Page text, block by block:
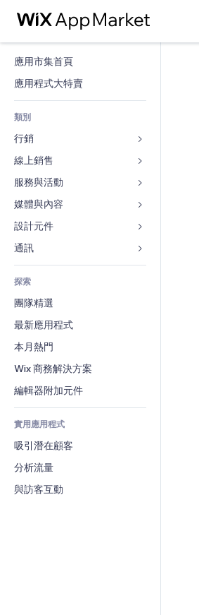
應用市集首頁
應用程式大特賣
類別
行銷
廣告
行動裝置
分析
社交
發佈網站
電子郵件
轉換率
線上銷售
商店應用程式
出貨與送貨
付款按鈕
網路課程
會計
優惠券與酬賓計劃
倉儲解決方案
廠商直送
食品及飲料
服務與活動
旅館
活動
餐廳
不動產
預訂
媒體與內容
圖庫
音樂
Podcast
相片
影片
PDF
檔案分享
新聞
內容服務
設計元件
地圖與導航
隱私與安全性
時鐘
網頁範本
圖片效果
按鈕與選單
橫幅與徽章
計算機
搜尋
天氣
圖表與表格
表單
部落格
投票
聊天
留言
電話
社群
評價與推薦
CRM
探索
團隊精選
最新應用程式
本月熱門
Wix 商務解決方案
編輯器附加元件
實用應用程式
吸引潛在顧客
分析流量
與訪客互動